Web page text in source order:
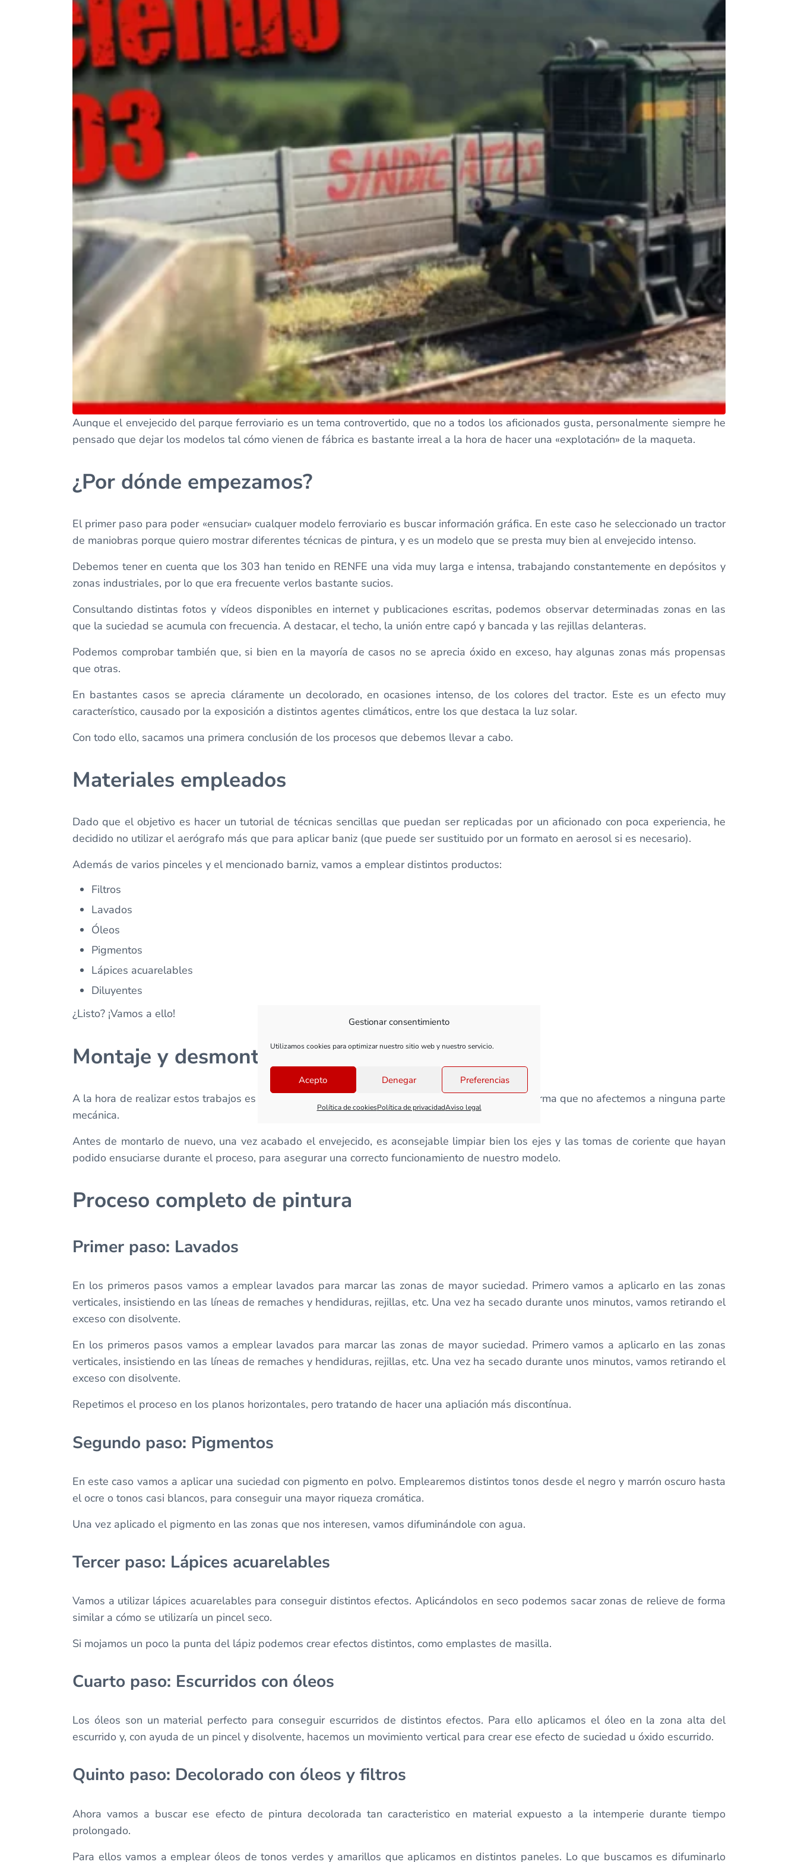
Gestionar consentimiento
Utilizamos cookies para optimizar nuestro sitio web y nuestro servicio.
Acepto Denegar Preferencias
Política de cookiesPolítica de privacidadAviso legal
Aunque el envejecido del parque ferroviario es un tema controvertido, que no a todos los aficionados gusta, personalmente siempre he
pensado que dejar los modelos tal cómo vienen de fábrica es bastante irreal a la hora de hacer una «explotación» de la maqueta.
¿Por dónde empezamos?
El primer paso para poder «ensuciar» cualquer modelo ferroviario es buscar información gráfica. En este caso he seleccionado un tractor
de maniobras porque quiero mostrar diferentes técnicas de pintura, y es un modelo que se presta muy bien al envejecido intenso.
Debemos tener en cuenta que los 303 han tenido en RENFE una vida muy larga e intensa, trabajando constantemente en depósitos y
zonas industriales, por lo que era frecuente verlos bastante sucios.
Consultando distintas fotos y vídeos disponibles en internet y publicaciones escritas, podemos observar determinadas zonas en las
que la suciedad se acumula con frecuencia. A destacar, el techo, la unión entre capó y bancada y las rejillas delanteras.
Podemos comprobar también que, si bien en la mayoría de casos no se aprecia óxido en exceso, hay algunas zonas más propensas
que otras.
En bastantes casos se aprecia cláramente un decolorado, en ocasiones intenso, de los colores del tractor. Este es un efecto muy
característico, causado por la exposición a distintos agentes climáticos, entre los que destaca la luz solar.
Con todo ello, sacamos una primera conclusión de los procesos que debemos llevar a cabo.
Materiales empleados
Dado que el objetivo es hacer un tutorial de técnicas sencillas que puedan ser replicadas por un aficionado con poca experiencia, he
decidido no utilizar el aerógrafo más que para aplicar baniz (que puede ser sustituido por un formato en aerosol si es necesario).
Además de varios pinceles y el mencionado barniz, vamos a emplear distintos productos:
Filtros
Lavados
Óleos
Pigmentos
Lápices acuarelables
Diluyentes
¿Listo? ¡Vamos a ello!
Montaje y desmontaje
A la hora de realizar estos trabajos es recomendable desmontar lo más posible el modelo, de forma que no afectemos a ninguna parte
mecánica.
Antes de montarlo de nuevo, una vez acabado el envejecido, es aconsejable limpiar bien los ejes y las tomas de coriente que hayan
podido ensuciarse durante el proceso, para asegurar una correcto funcionamiento de nuestro modelo.
Proceso completo de pintura
Primer paso: Lavados
En los primeros pasos vamos a emplear lavados para marcar las zonas de mayor suciedad. Primero vamos a aplicarlo en las zonas
verticales, insistiendo en las líneas de remaches y hendiduras, rejillas, etc. Una vez ha secado durante unos minutos, vamos retirando el
exceso con disolvente.
En los primeros pasos vamos a emplear lavados para marcar las zonas de mayor suciedad. Primero vamos a aplicarlo en las zonas
verticales, insistiendo en las líneas de remaches y hendiduras, rejillas, etc. Una vez ha secado durante unos minutos, vamos retirando el
exceso con disolvente.
Repetimos el proceso en los planos horizontales, pero tratando de hacer una apliación más discontínua.
Segundo paso: Pigmentos
En este caso vamos a aplicar una suciedad con pigmento en polvo. Emplearemos distintos tonos desde el negro y marrón oscuro hasta
el ocre o tonos casi blancos, para conseguir una mayor riqueza cromática.
Una vez aplicado el pigmento en las zonas que nos interesen, vamos difuminándole con agua.
Tercer paso: Lápices acuarelables
Vamos a utilizar lápices acuarelables para conseguir distintos efectos. Aplicándolos en seco podemos sacar zonas de relieve de forma
similar a cómo se utilizaría un pincel seco.
Si mojamos un poco la punta del lápiz podemos crear efectos distintos, como emplastes de masilla.
Cuarto paso: Escurridos con óleos
Los óleos son un material perfecto para conseguir escurridos de distintos efectos. Para ello aplicamos el óleo en la zona alta del
escurrido y, con ayuda de un pincel y disolvente, hacemos un movimiento vertical para crear ese efecto de suciedad u óxido escurrido.
Quinto paso: Decolorado con óleos y filtros
Ahora vamos a buscar ese efecto de pintura decolorada tan caracteristico en material expuesto a la intemperie durante tiempo
prolongado.
Para ellos vamos a emplear óleos de tonos verdes y amarillos que aplicamos en distintos paneles. Lo que buscamos es difuminarlo